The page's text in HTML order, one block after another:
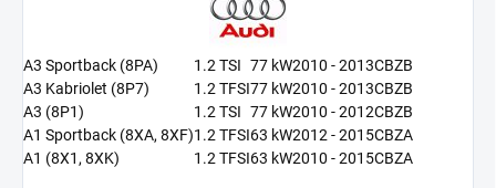
A3 Sportback (8PA) 1.2 TSI 77 kW2010 - 2013CBZB
A3 Kabriolet (8P7)
1.2 TFSI77 kW2010 - 2013CBZB
A3 (8P1)
1.2 TSI 77 kW2010 - 2012CBZB
A1 Sportback (8XA, 8XF)1.2 TFSI63 kW2012 - 2015CBZA
A1 (8X1, 8XK)
1.2 TFSI63 kW2010 - 2015CBZA